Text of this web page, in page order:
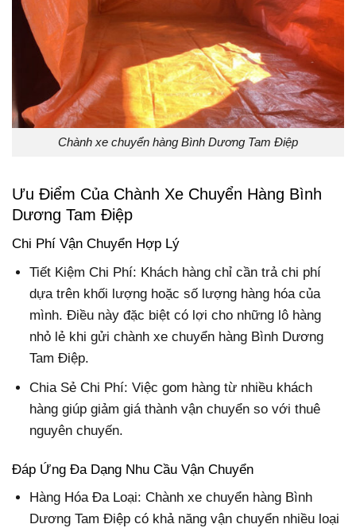
Chành xe chuyển hàng Bình Dương Tam Điệp
Ưu Điểm Của Chành Xe Chuyển Hàng Bình
Dương Tam Điệp
Chi Phí Vận Chuyển Hợp Lý
Tiết Kiệm Chi Phí: Khách hàng chỉ cần trả chi phí
dựa trên khối lượng hoặc số lượng hàng hóa của
mình. Điều này đặc biệt có lợi cho những lô hàng
nhỏ lẻ khi gửi chành xe chuyển hàng Bình Dương
Tam Điệp.
Chia Sẻ Chi Phí:Việc gom hàng từ nhiều khách
hàng giúp giảm giá thành vận chuyển so với thuê
nguyên chuyến.
Đáp Ứng Đa Dạng Nhu Cầu Vận Chuyển
Hàng Hóa Đa Loại:Chành xe chuyển hàng Bình
Dương Tam Điệp có khả năng vận chuyển nhiều loại